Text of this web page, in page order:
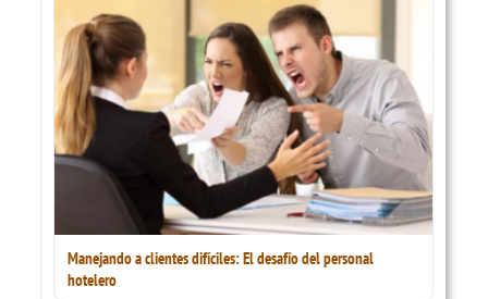
Manejando a clientes difíciles: El desafío del personal
hotelero